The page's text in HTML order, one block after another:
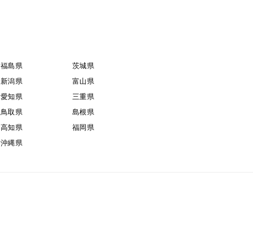
福島県
茨城県
新潟県
富山県
愛知県
三重県
鳥取県
島根県
高知県
福岡県
沖縄県